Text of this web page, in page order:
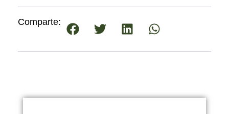
Comparte: